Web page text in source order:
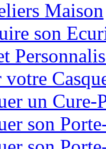
Maison
son
votre
un Cure-
son